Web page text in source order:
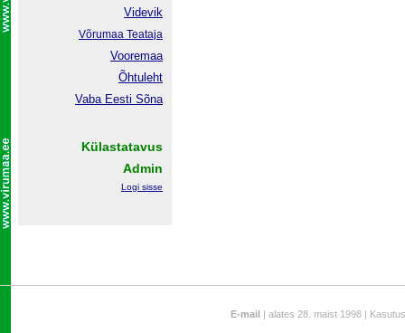
Videvik
Võrumaa Teataja
Vooremaa
Õhtuleht
Vaba Eesti Sõna
Külastatavus
Admin
Logi sisse
E-mail | alates 28. maist 1998 |